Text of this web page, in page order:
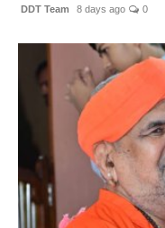
DDT Team 8 days ago 0